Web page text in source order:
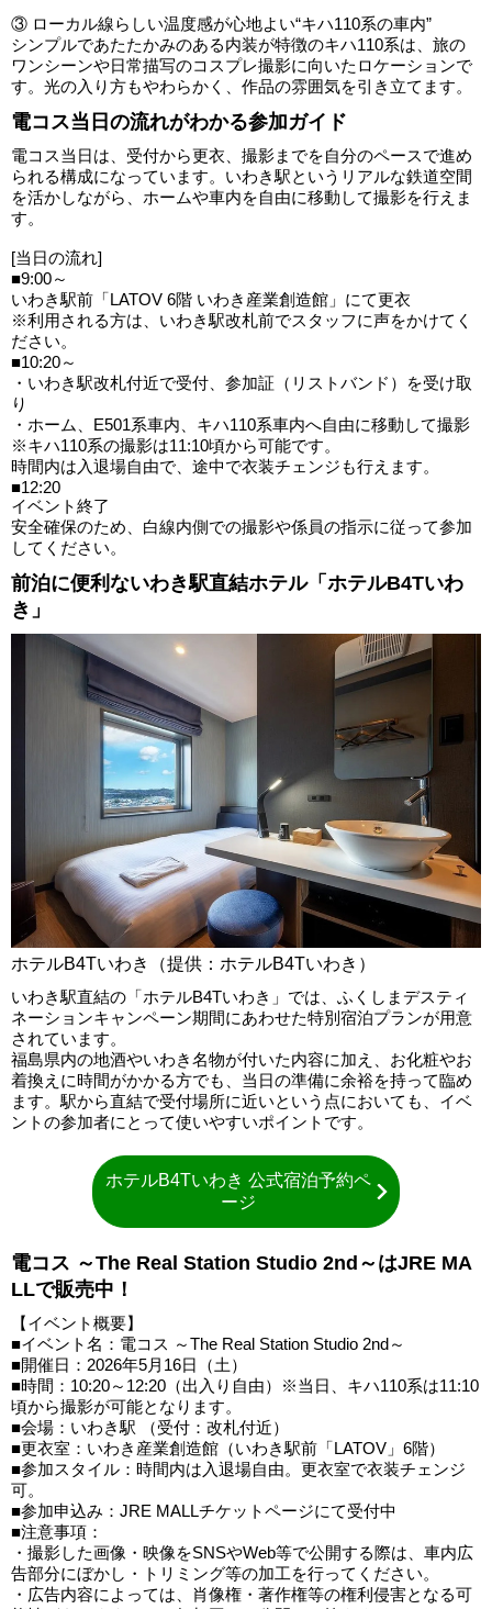
③ ローカル線らしい温度感が心地よい“キハ110系の車内”
シンプルであたたかみのある内装が特徴のキハ110系は、旅の
ワンシーンや日常描写のコスプレ撮影に向いたロケーションで
す。光の入り方もやわらかく、作品の雰囲気を引き立てます。
電コス当日の流れがわかる参加ガイド
電コス当日は、受付から更衣、撮影までを自分のペースで進め
られる構成になっています。いわき駅というリアルな鉄道空間
を活かしながら、ホームや車内を自由に移動して撮影を行えま
す。
[当日の流れ]
■9:00～
いわき駅前「LATOV 6階 いわき産業創造館」にて更衣
※利用される方は、いわき駅改札前でスタッフに声をかけてく
ださい。
■10:20～
・いわき駅改札付近で受付、参加証（リストバンド）を受け取
り
・ホーム、E501系車内、キハ110系車内へ自由に移動して撮影
※キハ110系の撮影は11:10頃から可能です。
時間内は入退場自由で、途中で衣装チェンジも行えます。
■12:20
イベント終了
安全確保のため、白線内側での撮影や係員の指示に従って参加
してください。
前泊に便利ないわき駅直結ホテル「ホテルB4Tいわ
き」
ホテルB4Tいわき（提供：ホテルB4Tいわき）
いわき駅直結の「ホテルB4Tいわき」では、ふくしまデスティ
ネーションキャンペーン期間にあわせた特別宿泊プランが用意
されています。
福島県内の地酒やいわき名物が付いた内容に加え、お化粧やお
着換えに時間がかかる方でも、当日の準備に余裕を持って臨め
ます。駅から直結で受付場所に近いという点においても、イベ
ントの参加者にとって使いやすいポイントです。
ホテルB4Tいわき 公式宿泊予約ペ
ージ
電コス ～The Real Station Studio 2nd～はJRE MA
LLで販売中！
【イベント概要】
■イベント名：電コス ～The Real Station Studio 2nd～
■開催日：2026年5月16日（土）
■時間：10:20～12:20（出入り自由）※当日、キハ110系は11:10
頃から撮影が可能となります。
■会場：いわき駅 （受付：改札付近）
■更衣室：いわき産業創造館（いわき駅前「LATOV」6階）
■参加スタイル：時間内は入退場自由。更衣室で衣装チェンジ
可。
■参加申込み：JRE MALLチケットページにて受付中
■注意事項：
・撮影した画像・映像をSNSやWeb等で公開する際は、車内広
告部分にぼかし・トリミング等の加工を行ってください。
・広告内容によっては、肖像権・著作権等の権利侵害となる可